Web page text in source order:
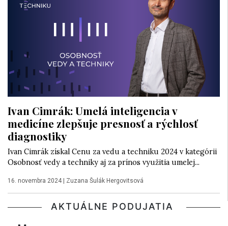
Ivan Cimrák: Umelá inteligencia v
medicíne zlepšuje presnosť a rýchlosť
diagnostiky
Ivan Cimrák získal Cenu za vedu a techniku 2024 v kategórii
Osobnosť vedy a techniky aj za prínos využitia umelej...
16. novembra 2024 Zuzana Šulák Hergovitsová
AKTUÁLNE PODUJATIA